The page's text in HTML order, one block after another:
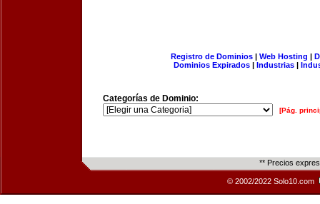
Registro de Dominios| Web Hosting |
Dominios Expirados | Industrias |
Categorías de Dominio:
[Pág.
** Precios
© 2002/2022 Solo10.com